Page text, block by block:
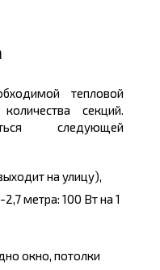
тепловой
секций.
следующей
на улицу),
метра: 100 Вт на 1
окно, потолки